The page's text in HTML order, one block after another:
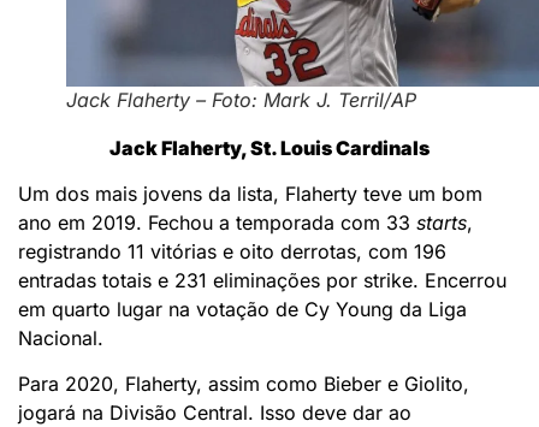
Jack Flaherty – Foto: Mark J. Terril/AP
Jack Flaherty, St. Louis Cardinals
Um dos mais jovens da lista, Flaherty teve um bom
ano em 2019. Fechou a temporada com 33 starts,
registrando 11 vitórias e oito derrotas, com 196
entradas totais e 231 eliminações por strike. Encerrou
em quarto lugar na votação de Cy Young da Liga
Nacional.
Para 2020, Flaherty, assim como Bieber e Giolito,
jogará na Divisão Central. Isso deve dar ao